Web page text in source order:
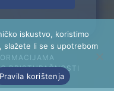
PRISTUPAČNOSTI
iskustvo, koristimo
slažete li se s upotrebom
Pravila korištenja